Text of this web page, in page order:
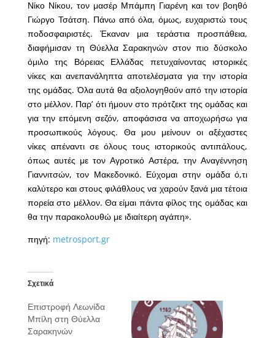
Νίκο Νίκου, τον μασέρ Μπάμπη Γιαρένη και τον βοηθό
Γιώργο Τσάτση. Πάνω από όλα, όμως, ευχαριστώ τους
ποδοσφαιριστές. Έκαναν μια τεράστια προσπάθεια,
διαφήμισαν τη Θύελλα Σαρακηνών στον πιο δύσκολο
όμιλο της Βόρειας Ελλάδας πετυχαίνοντας ιστορικές
νίκες και ανεπανάληπτα αποτελέσματα για την ιστορία
της ομάδας. Όλα αυτά θα αξιολογηθούν από την ιστορία
στο μέλλον. Παρ’ ότι ήμουν στο πρότζεκτ της ομάδας και
για την επόμενη σεζόν, αποφάσισα να αποχωρήσω για
προσωπικούς λόγους. Θα μου μείνουν οι αξέχαστες
νίκες απέναντι σε όλους τους ιστορικούς αντιπάλους,
όπως αυτές με τον Αγροτικό Αστέρα, την Αναγέννηση
Γιαννιτσών, τον Μακεδονικό. Εύχομαι στην ομάδα ό,τι
καλύτερο και στους φιλάθλους να χαρούν ξανά μια τέτοια
πορεία στο μέλλον. Θα είμαι πάντα φίλος της ομάδας και
θα την παρακολουθώ με ιδιαίτερη αγάπη».
πηγή: metrosport.gr
Σχετικά
Επιστροφή Λεωνίδα
Μπίλη στη Θύελλα
Σαρακηνών